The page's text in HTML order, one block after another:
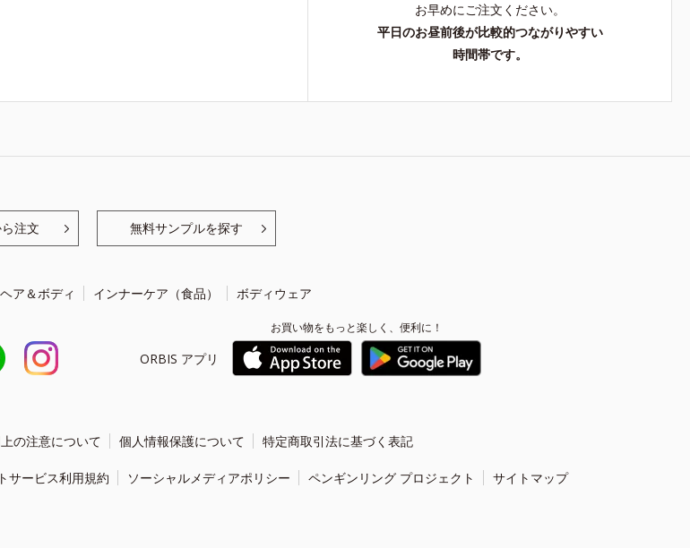
お早めにご注文ください。
平日のお昼前後が比較的つながりやすい
時間帯です。
注文 無料サンプルを探す
ヘア＆ボディ インナーケア（食品） ボディウェア
ORBIS アプリ
お買い物をもっと楽しく、便利に！
の注意について 個人情報保護について 特定商取引法に基づく表記
サービス利用規約 ソーシャルメディアポリシー ペンギンリング プロジェクト サイトマップ